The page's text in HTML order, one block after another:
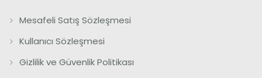
Mesafeli Satış Sözleşmesi
Kullanıcı Sözleşmesi
Gizlilik ve Güvenlik Politikası